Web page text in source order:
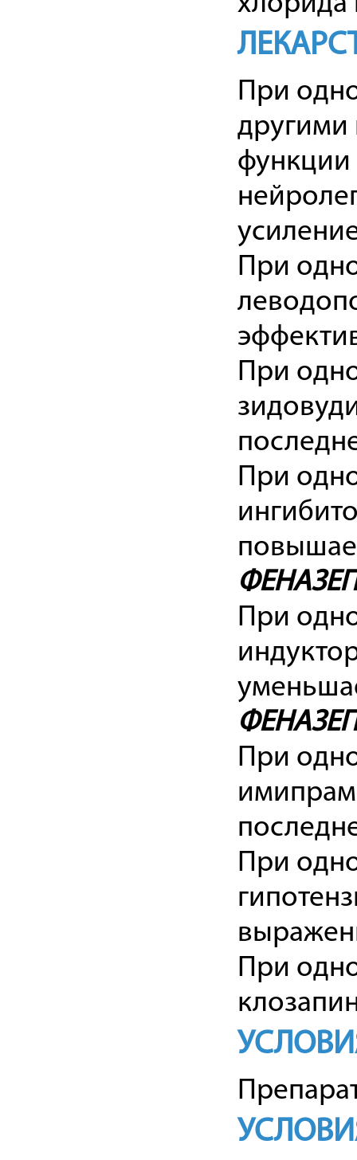
При
другими
функции
При
При
При
При
При
При
При